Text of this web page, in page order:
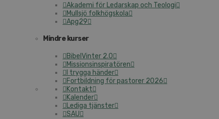
Akademi för Ledarskap och Teologi
Mullsjö folkhögskola
Apg29
Mindre kurser
BibelVinter 2.0
Missionsinspiratören
I trygga händer
Fortbildning för pastorer 2026
Kontakt
Kalender
Lediga tjänster
SAU